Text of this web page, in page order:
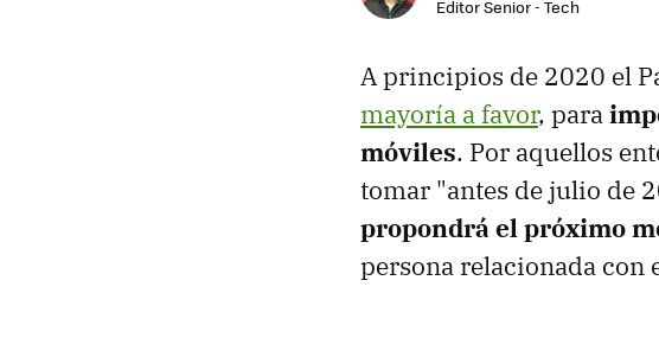
Editor Senior - Tech
A principios de 2020 el
mayoría a favor, para
móviles. Por aquellos
tomar "antes de julio de
propondrá el próximo
persona relacionada con